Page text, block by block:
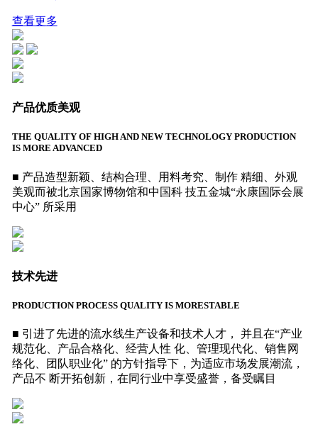
查看更多
产品优质美观
THE QUALITY OF HIGH AND NEW TECHNOLOGY PRODUCTION
IS MORE ADVANCED
■ 产品造型新颖、结构合理、用料考究、制作 精细、外观
美观而被北京国家博物馆和中国科 技五金城“永康国际会展
中心” 所采用
技术先进
PRODUCTION PROCESS QUALITY IS MORESTABLE
■ 引进了先进的流水线生产设备和技术人才， 并且在“产业
规范化、产品合格化、经营人性 化、管理现代化、销售网
络化、团队职业化” 的方针指导下，为适应市场发展潮流，
产品不 断开拓创新，在同行业中享受盛誉，备受瞩目